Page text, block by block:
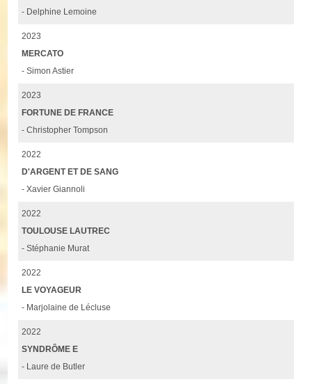
- Delphine Lemoine
2023
MERCATO
- Simon Astier
2023
FORTUNE DE FRANCE
- Christopher Tompson
2022
D'ARGENT ET DE SANG
- Xavier Giannoli
2022
TOULOUSE LAUTREC
- Stéphanie Murat
2022
LE VOYAGEUR
- Marjolaine de Lécluse
2022
SYNDRÔME E
- Laure de Butler